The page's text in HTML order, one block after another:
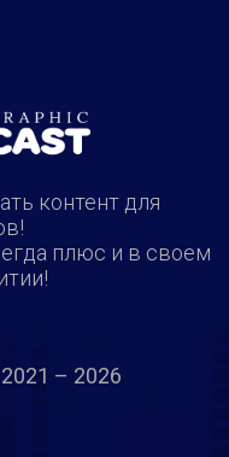
контент для
плюс и в своем
– 2026